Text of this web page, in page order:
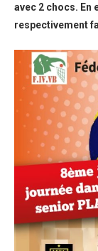
avec 2 chocs. En
respectivement